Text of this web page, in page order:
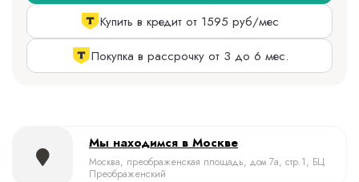
Купить в кредит от 1595 руб/мес
Покупка в рассрочку от 3 до 6 мес.
Мы находимся в Москве
Москва, преображенская площадь, дом 7а, стр.1, БЦ
Преображенский